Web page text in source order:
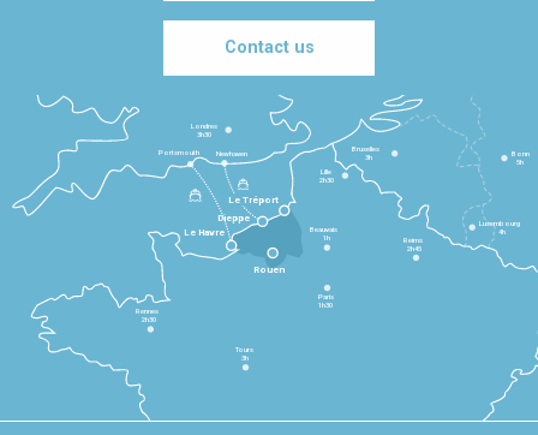
Contact us
Le Havre
Dieppe
Le Tréport
Rennes
2h30
Tours
3h
Paris
1h30
Beauvais
1h
Reims
2h45
Lille
2h30
Bruxelles
3h
Londres
3h30
Newhaven
Portsmouth
Bonn
5h
Luxembourg
4h
Rouen